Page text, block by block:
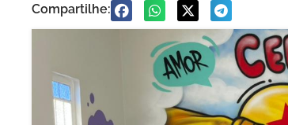
Compartilhe: